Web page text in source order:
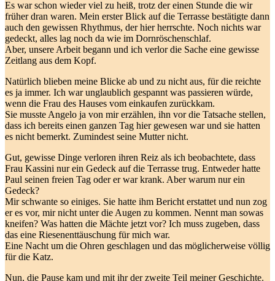
Es war schon wieder viel zu heiß, trotz der einen Stunde die wir
früher dran waren. Mein erster Blick auf die Terrasse bestätigte dann
auch den gewissen Rhythmus, der hier herrschte. Noch nichts war
gedeckt, alles lag noch da wie im Dornröschenschlaf.
Aber, unsere Arbeit begann und ich verlor die Sache eine gewisse
Zeitlang aus dem Kopf.
Natürlich blieben meine Blicke ab und zu nicht aus, für die reichte
es ja immer. Ich war unglaublich gespannt was passieren würde,
wenn die Frau des Hauses vom einkaufen zurückkam.
Sie musste Angelo ja von mir erzählen, ihn vor die Tatsache stellen,
dass ich bereits einen ganzen Tag hier gewesen war und sie hatten
es nicht bemerkt. Zumindest seine Mutter nicht.
Gut, gewisse Dinge verloren ihren Reiz als ich beobachtete, dass
Frau Kassini nur ein Gedeck auf die Terrasse trug. Entweder hatte
Paul seinen freien Tag oder er war krank. Aber warum nur ein
Gedeck?
Mir schwante so einiges. Sie hatte ihm Bericht erstattet und nun zog
er es vor, mir nicht unter die Augen zu kommen. Nennt man sowas
kneifen? Was hatten die Mächte jetzt vor? Ich muss zugeben, dass
das eine Riesenenttäuschung für mich war.
Eine Nacht um die Ohren geschlagen und das möglicherweise völlig
für die Katz.
Nun, die Pause kam und mit ihr der zweite Teil meiner Geschichte.